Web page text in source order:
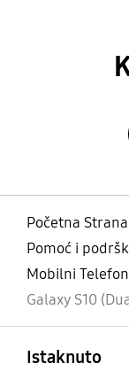
Početna Strana
Pomoć i
Mobilni
Galaxy S10
Istaknuto